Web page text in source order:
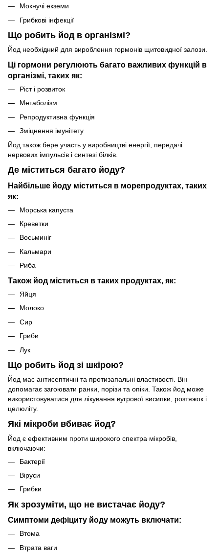
Мокнучі екземи
Грибкові інфекції
Що робить йод в організмі?
Йод необхідний для вироблення гормонів щитовидної залози.
Ці гормони регулюють багато важливих функцій в
організмі, таких як:
Ріст і розвиток
Метаболізм
Репродуктивна функція
Зміцнення імунітету
Йод також бере участь у виробництві енергії, передачі
нервових імпульсів і синтезі білків.
Де міститься багато йоду?
Найбільше йоду міститься в морепродуктах, таких
як:
Морська капуста
Креветки
Восьминіг
Кальмари
Риба
Також йод міститься в таких продуктах, як:
Яйця
Молоко
Сир
Гриби
Лук
Що робить йод зі шкірою?
Йод має антисептичні та протизапальні властивості. Він
допомагає загоювати ранки, порізи та опіки. Також йод може
використовуватися для лікування вугрової висипки, розтяжок і
целюліту.
Які мікроби вбиває йод?
Йод є ефективним проти широкого спектра мікробів,
включаючи:
Бактерії
Віруси
Грибки
Як зрозуміти, що не вистачає йоду?
Симптоми дефіциту йоду можуть включати:
Втома
Втрата ваги